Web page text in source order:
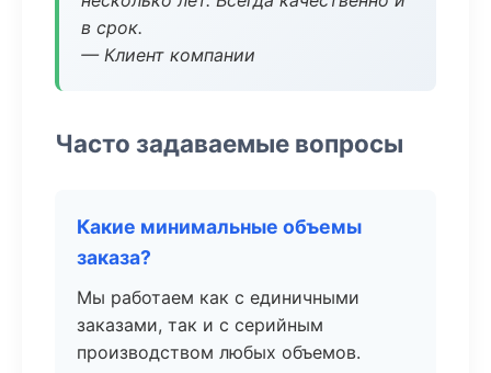
в срок.
— Клиент компании
Часто задаваемые вопросы
Какие минимальные объемы
заказа?
Мы работаем как с единичными
заказами, так и с серийным
производством любых объемов.